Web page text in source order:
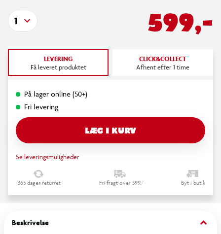
599,-
1
LEVERING
Få leveret produktet
CLICK&COLLECT
Afhent efter 1 time
På lager online (50+)
Fri levering
LÆG I KURV
Se leveringsmuligheder
365 dages returret Fri fragt over 599,- Byt i butik
Beskrivelse keyboard_arrow_down